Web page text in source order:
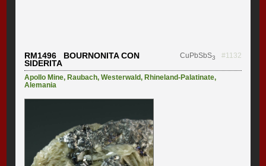
RM1496 BOURNONITA CON
SIDERITA
CuPbSbS3 #1132
Apollo Mine, Raubach,Westerwald, Rhineland-Palatinate,
Alemania